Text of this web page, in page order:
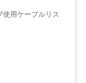
用ケーブルリス